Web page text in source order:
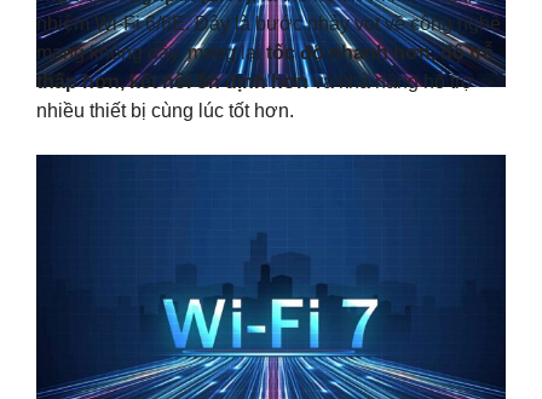
nhiệm Wi-Fi 6/6E. Đây là bước nhảy vọt về công nghệ
mạng không dây, mang lạitốc độ nhanh hơn, độ trễ
thấp hơn, kết nối ổn định hơnvà khả năng hỗ trợ
nhiều thiết bị cùng lúc tốt hơn.